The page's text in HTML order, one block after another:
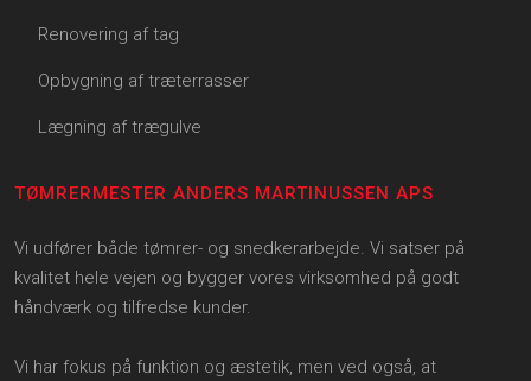
Renovering af tag
Opbygning af træterrasser
Lægning af trægulve
TØMRERMESTER ANDERS MARTINUSSEN APS
Vi udfører både tømrer- og snedkerarbejde. Vi satser på
kvalitet hele vejen og bygger vores virksomhed på godt
håndværk og tilfredse kunder.
Vi har fokus på funktion og æstetik, men ved også, at